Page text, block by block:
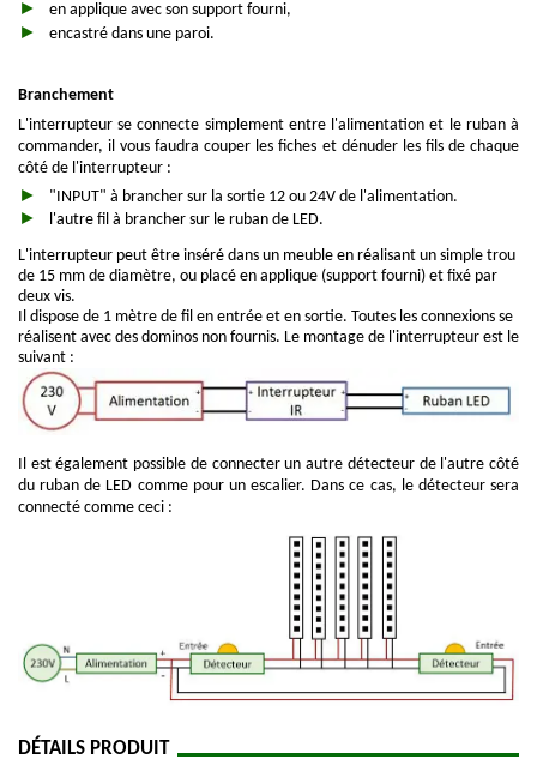
en applique avec son support fourni,
encastré dans une paroi.
Branchement
L'interrupteur se connecte simplement entre l'alimentation et le ruban à
commander, il vous faudra couper les fiches et dénuder les fils de chaque
côté de l'interrupteur :
"INPUT" à brancher sur la sortie 12 ou 24V de l'alimentation.
l'autre fil à brancher sur le ruban de LED.
L'interrupteur peut être inséré dans un meuble en réalisant un simple trou
de 15 mm de diamètre, ou placé en applique (support fourni) et fixé par
deux vis.
Il dispose de 1 mètre de fil en entrée et en sortie. Toutes les connexions se
réalisent avec des dominos non fournis. Le montage de l'interrupteur est le
suivant :
Il est également possible de connecter un autre détecteur de l'autre côté
du ruban de LED comme pour un escalier. Dans ce cas, le détecteur sera
connecté comme ceci :
DÉTAILS PRODUIT